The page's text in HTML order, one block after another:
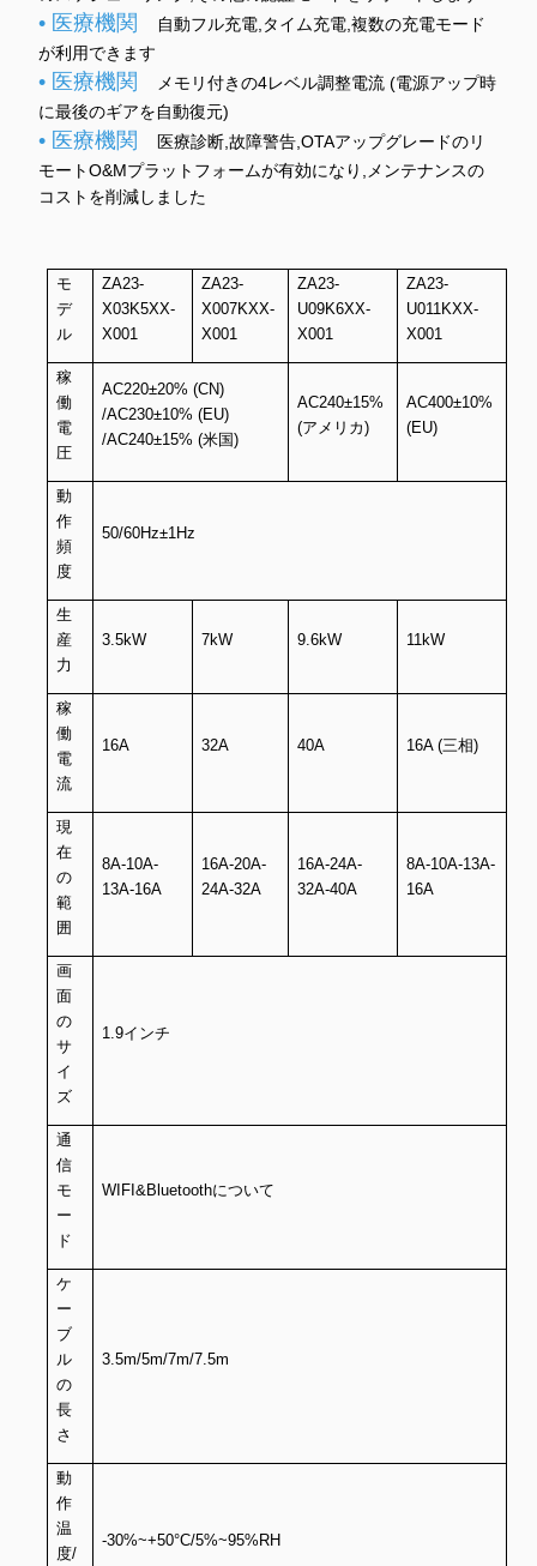
• 医療機関
自動フル充電,タイム充電,複数の充電モード
が利用できます
• 医療機関
メモリ付きの4レベル調整電流 (電源アップ時
に最後のギアを自動復元)
• 医療機関
医療診断,故障警告,OTAアップグレードのリ
モートO&Mプラットフォームが有効になり,メンテナンスの
コストを削減しました
モ
デ
ル
ZA23-
X03K5XX-
X001
ZA23-
X007KXX-
X001
ZA23-
U09K6XX-
X001
ZA23-
U011KXX-
X001
稼
働
電
圧
AC220±20% (CN)
/AC230±10% (EU)
/AC240±15% (米国)
AC240±15%
(アメリカ)
AC400±10%
(EU)
動
作
頻
度
50/60Hz±1Hz
生
産
力
3.5kW 7kW 9.6kW 11kW
稼
働
電
流
16A 32A 40A 16A (三相)
現
在
の
範
囲
8A-10A-
13A-16A
16A-20A-
24A-32A
16A-24A-
32A-40A
8A-10A-13A-
16A
画
面
の
サ
イ
ズ
1.9インチ
通
信
モ
ー
ド
WIFI&Bluetoothについて
ケ
ー
ブ
ル
の
長
さ
3.5m/5m/7m/7.5m
動
作
温
度/
-30%~+50°C/5%~95%RH